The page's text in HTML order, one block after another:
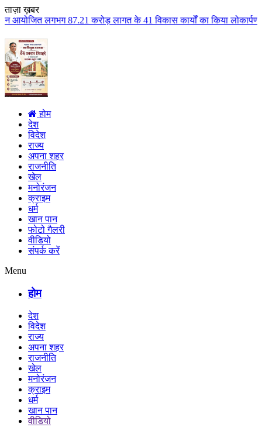
ताज़ा ख़बर
लागत के 41 विकास कार्यों का किया लोकार्पण एवं भूमिपूजन कुलैथ
होम
देश
विदेश
राज्य
अपना शहर
राजनीति
खेल
मनोरंजन
क्राइम
धर्म
खान पान
फोटो गैलरी
वीडियो
संपर्क करें
Menu
होम
देश
विदेश
राज्य
अपना शहर
राजनीति
खेल
मनोरंजन
क्राइम
धर्म
खान पान
वीडियो